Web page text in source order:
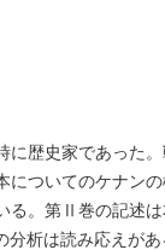
に歴史家であった
についてのケナン
る。第Ⅱ巻の記述
析は読み応えがあ